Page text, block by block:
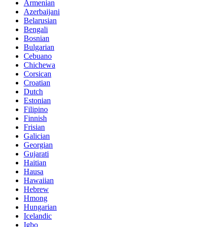
Armenian
Azerbaijani
Belarusian
Bengali
Bosnian
Bulgarian
Cebuano
Chichewa
Corsican
Croatian
Dutch
Estonian
Filipino
Finnish
Frisian
Galician
Georgian
Gujarati
Haitian
Hausa
Hawaiian
Hebrew
Hmong
Hungarian
Icelandic
Igbo